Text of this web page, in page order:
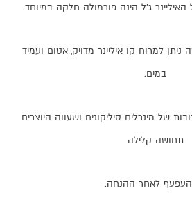
האיליינר ג’ל הינה פורמולה חלקה במיוחד.
ניתן למרוח קו איליינר מדויק,אטום ועמיד
במים.
של מינרלים סיליקונים ושעווה היוצרים
תחושה קלילה
העפעף לאחר ההנחה.